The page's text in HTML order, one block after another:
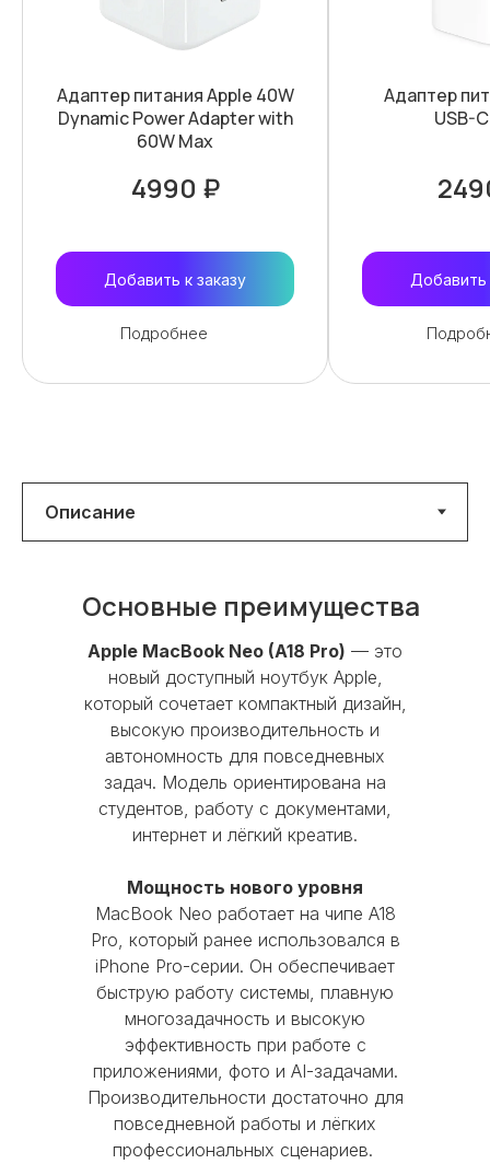
Адаптер питания Apple 40W
Dynamic Power Adapter with
60W Max
4990 ₽
Добавить к заказу
Подробнее
Адаптер
USB-
Добавить
Основные преимущества
Apple MacBook Neo (A18 Pro) — это
новый доступный ноутбук Apple,
который сочетает компактный дизайн,
высокую производительность и
автономность для повседневных
задач. Модель ориентирована на
студентов, работу с документами,
интернет и лёгкий креатив.
Мощность нового уровня
MacBook Neo работает на чипе A18
Pro, который ранее использовался в
iPhone Pro-серии. Он обеспечивает
быструю работу системы, плавную
многозадачность и высокую
эффективность при работе с
приложениями, фото и AI-задачами.
Производительности достаточно для
повседневной работы и лёгких
профессиональных сценариев.
USB Type-C
Apple
Тип разъема
для зарядки
Операционная
Количество ядер
графического
6
Количество ядер
процессора
A18 Pro
Процессор
Устройство должно быть полностью в
рабочем состоянии, без
существенных повреждений корпуса
Перед сдачей устройства
необходимо отключить пароль,
вынуть сим-карту и отключить
функцию «Найти iPhone»
Отдайте устройство в мгновенную
диагностику
Принесите свой iPhone, iPad, Apple
Watch или Mac в любой из
магазинов:
Удобно и экологично — сдайте
старое устройство в магазин и
получите скидку на новое.
MOBI-GEEK